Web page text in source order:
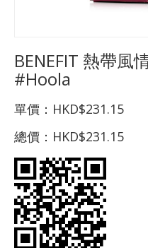
BENEFIT 熱帶風
#Hoola
單價： HKD$231.15
總價： HKD$231.15